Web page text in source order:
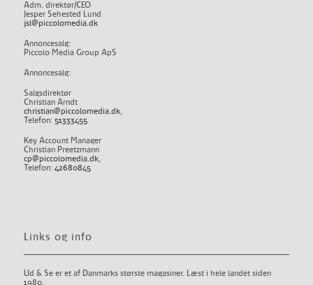
Adm. direktør/CEO
Jesper Sehested Lund
jsl@piccolomedia.dk
Annoncesalg:
Piccolo Media Group ApS
Annoncesalg:
Salgsdirektør
Christian Arndt
christian@piccolomedia.dk,
Telefon: 51333455
Key Account Manager
Christian Preetzmann
cp@piccolomedia.dk,
Telefon: 42680845
Links og info
Ud & Se er et af Danmarks største magasiner. Læst i hele landet siden
1980.